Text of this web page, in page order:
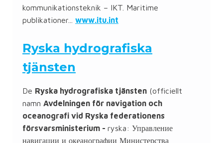
kommunikationsteknik – IKT. Maritime
publikationer... www.itu.int
Ryska hydrografiska
tjänsten
De Ryska hydrografiska tjänsten (officiellt
namn Avdelningen för navigation och
oceanografi vid Ryska federationens
försvarsministerium - ryska: Управление
навигации и океанографии Министерства